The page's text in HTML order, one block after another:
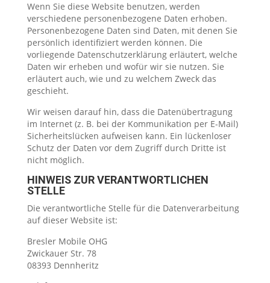
Wenn Sie diese Website benutzen, werden
verschiedene personenbezogene Daten erhoben.
Personenbezogene Daten sind Daten, mit denen Sie
persönlich identifiziert werden können. Die
vorliegende Datenschutzerklärung erläutert, welche
Daten wir erheben und wofür wir sie nutzen. Sie
erläutert auch, wie und zu welchem Zweck das
geschieht.
Wir weisen darauf hin, dass die Datenübertragung
im Internet (z. B. bei der Kommunikation per E-Mail)
Sicherheitslücken aufweisen kann. Ein lückenloser
Schutz der Daten vor dem Zugriff durch Dritte ist
nicht möglich.
HINWEIS ZUR VERANTWORTLICHEN
STELLE
Die verantwortliche Stelle für die Datenverarbeitung
auf dieser Website ist:
Bresler Mobile OHG
Zwickauer Str. 78
08393 Dennheritz